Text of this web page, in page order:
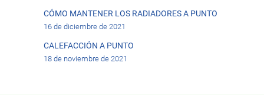
CÓMO MANTENER LOS RADIADORES A PUNTO
16 de diciembre de 2021
CALEFACCIÓN A PUNTO
18 de noviembre de 2021